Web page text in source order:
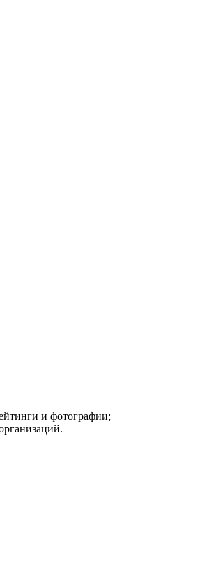
и фотографии;